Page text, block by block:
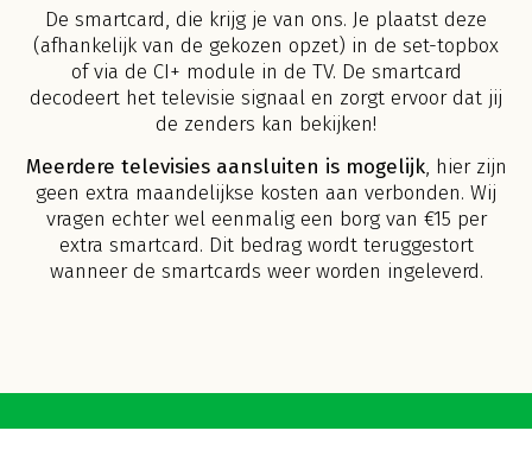
De smartcard, die krijg je van ons. Je plaatst deze
(afhankelijk van de gekozen opzet) in de set-topbox
of via de CI+ module in de TV. De smartcard
decodeert het televisie signaal en zorgt ervoor dat jij
de zenders kan bekijken!
Meerdere televisies aansluiten is mogelijk, hier zijn
geen extra maandelijkse kosten aan verbonden. Wij
vragen echter wel eenmalig een borg van €15 per
extra smartcard. Dit bedrag wordt teruggestort
wanneer de smartcards weer worden ingeleverd.